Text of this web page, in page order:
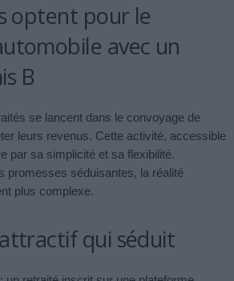
optent pour le
avec un
B
se lancent dans le convoyage de
leurs revenus. Cette activité, accessible
par sa simplicité et sa flexibilité.
promesses séduisantes, la réalité
plus complexe.
qui séduit